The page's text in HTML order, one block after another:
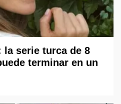
la serie turca de 8
terminar en un